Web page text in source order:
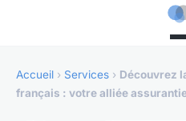
Accueil › Services › Découvrez
français : votre alliée